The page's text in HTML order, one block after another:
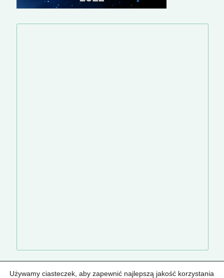
Używamy ciasteczek, aby zapewnić najlepszą jakość korzystania